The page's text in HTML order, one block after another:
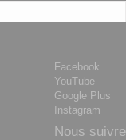
Facebook
YouTube
Google Plus
Instagram
Nous suivre